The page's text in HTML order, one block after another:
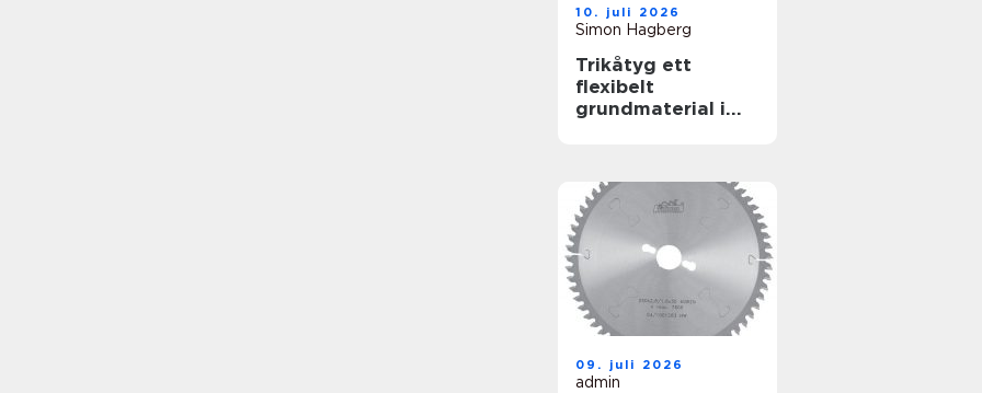
10. juli 2026
Simon Hagberg
Trikåtyg ett
flexibelt
grundmaterial i
09. juli 2026
admin